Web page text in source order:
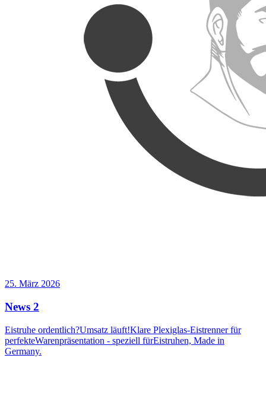
25. März 2026
News 2
Eistruhe ordentlich?Umsatz läuft!Klare Plexiglas-Eistrenner für
perfekteWarenpräsentation - speziell fürEistruhen, Made in
Germany.